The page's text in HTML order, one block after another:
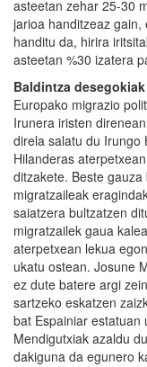
asteetan zehar 25-30
jarioa handitzeaz
handitu da, hirira
asteetan %30 izatera
Baldintza desegokiak
Europako migrazio
Irunera iristen
direla salatu du Irungo
Hilanderas
ditzakete. Beste
migratzaileak
saiatzera bultzatzen
migratzailek gaua
aterpetxean lekua
ukatu ostean. Josune
ez dute batere argi
sartzeko eskatzen
bat Espainiar
Mendigutxiak azaldu
dakiguna da egunero